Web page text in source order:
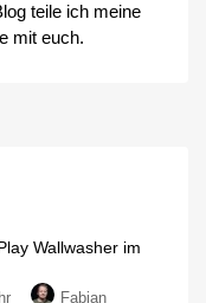
teile ich meine
mit euch.
Wallwasher im
Fabian